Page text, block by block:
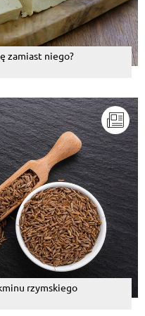
zamiast niego?
rzymskiego